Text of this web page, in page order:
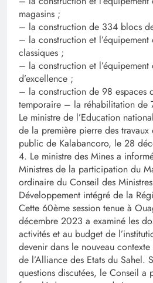
magasins ;
– la construction de 334 blocs
– la construction et l’équipement
classiques ;
– la construction et
d’excellence ;
– la construction de 98 espaces
temporaire – la réhabilitation de
Le ministre de l’Education
de la première pierre des travaux
public de Kalabancoro, le 28
4. Le ministre des Mines a
Ministres de la participation du
ordinaire du Conseil des
Développement intégré de la
Cette 60ème session tenue à
décembre 2023 a examiné les
activités et au budget de
devenir dans le nouveau
de l’Alliance des Etats du Sahel.
questions discutées, le Conseil a